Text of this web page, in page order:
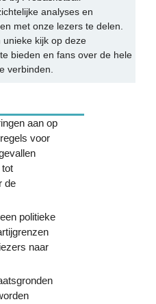
analyses en
met onze lezers te delen.
unieke kijk op deze
bieden en fans over de hele
verbinden.
aan op
voor
tot
de
politieke
naar